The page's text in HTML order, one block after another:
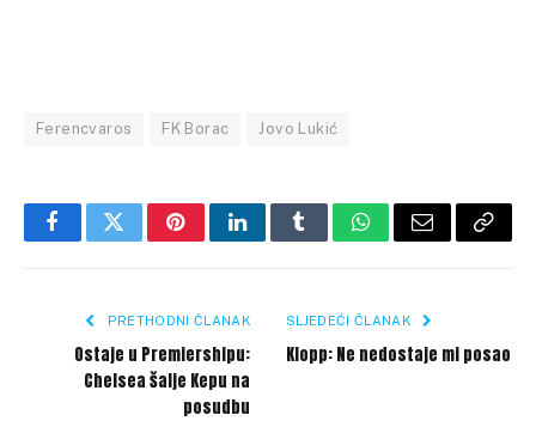
Ferencvaros FK Borac Jovo Lukić
FacebookTwitterPinterestLinkedInTumblrWhatsApp
Email Copy
PRETHODNI ČLANAK
Ostaje u Premiershipu:
Chelsea šalje Kepu na
posudbu
SLJEDEĆI ČLANAK
Klopp: Ne nedostaje mi posao